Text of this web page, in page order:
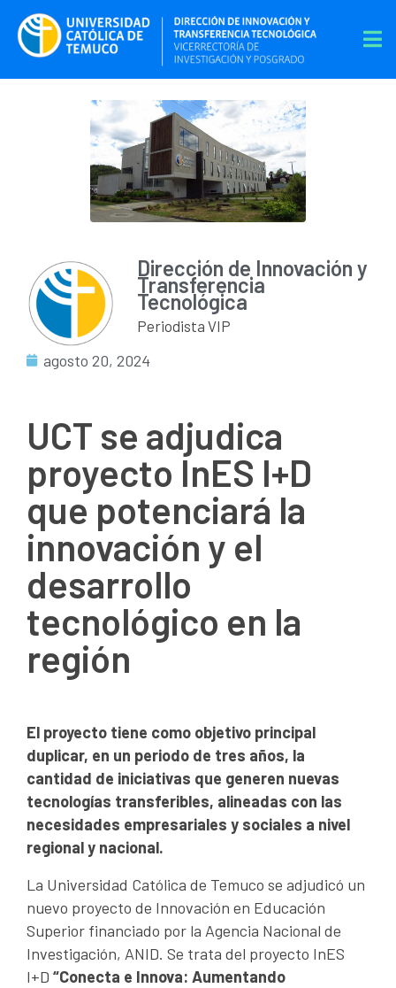
Dirección de Innovación y
Transferencia
Tecnológica
Periodista VIP
agosto 20, 2024
UCT se adjudica
proyecto InES I+D
que potenciará la
innovación y el
desarrollo
tecnológico en la
región
El proyecto tiene como objetivo principal
duplicar, en un periodo de tres años, la
cantidad de iniciativas que generen nuevas
tecnologías transferibles, alineadas con las
necesidades empresariales y sociales a nivel
regional y nacional.
La Universidad Católica de Temuco se adjudicó un
nuevo proyecto de Innovación en Educación
Superior financiado por la Agencia Nacional de
Investigación, ANID. Se trata del proyecto InES
I+D “Conecta e Innova: Aumentando